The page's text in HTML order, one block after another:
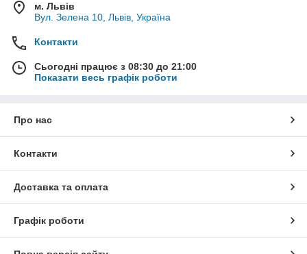
м. Львів
Вул. Зелена 10, Львів, Україна
Контакти
Сьогодні працює з 08:30 до 21:00
Показати весь графік роботи
Про нас
Контакти
Доставка та оплата
Графік роботи